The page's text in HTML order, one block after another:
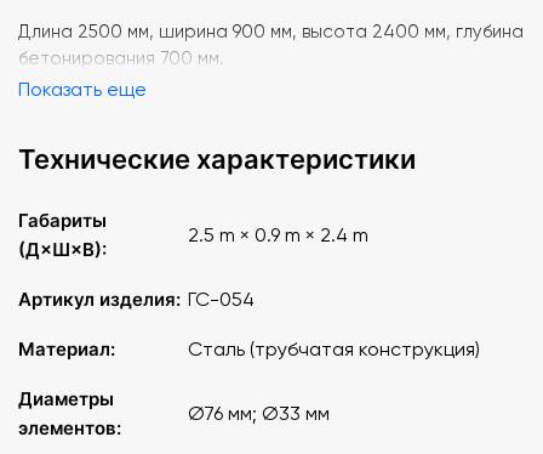
Длина 2500 мм, ширина 900 мм, высота 2400 мм, глубина
бетонирования 700 мм.
Показать еще
Технические характеристики
Габариты
(Д×Ш×В):
2.5 m × 0.9 m × 2.4 m
Артикул изделия: ГС-054
Материал: Сталь (трубчатая конструкция)
Диаметры
элементов:
Ø76 мм; Ø33 мм